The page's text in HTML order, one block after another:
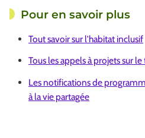
Pour en savoir plus
Tout savoir sur l'habitat inclusif
Tous les appels à projets sur
Les notifications de
à la vie partagée